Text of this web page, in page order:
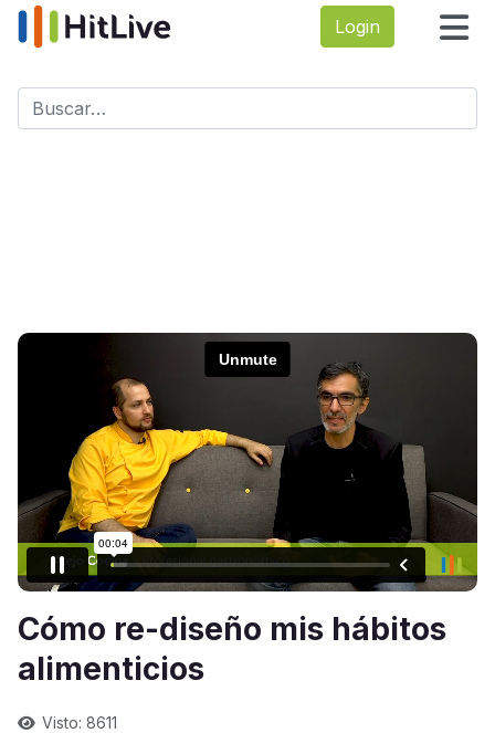
Login
Buscar
Cómo re-diseño mis hábitos
alimenticios
Visto: 8611